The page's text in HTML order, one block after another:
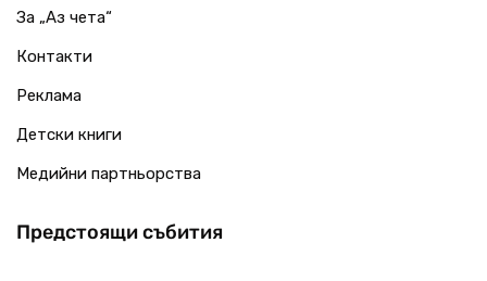
За „Аз чета“
Контакти
Реклама
Детски книги
Медийни партньорства
Предстоящи събития